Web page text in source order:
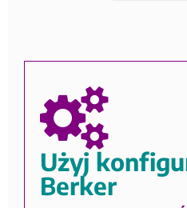
Użyj
Berker